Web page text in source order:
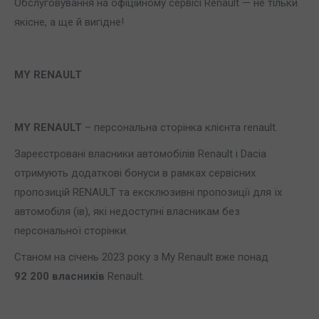
Обслуговування на офіційному сервісі Renault — не тільки
якісне, а ще й вигідне!
MY RENAULT
MY RENAULT – персональна сторінка клієнта renault.
Зареєстровані власники автомобілів Renault і Dacia
отримують додаткові бонуси в рамках сервісних
пропозицій RENAULT та ексклюзивні пропозиції для їх
автомобіля (ів), які недоступні власникам без
персональної сторінки.
Станом на січень 2023 року з My Renault вже понад
92 200 власників Renault.